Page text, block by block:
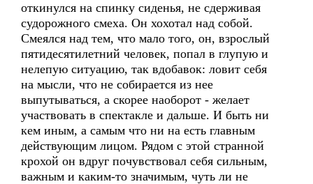
откинулся на спинку сиденья, не сдерживая
судорожного смеха. Он хохотал над собой.
Смеялся над тем, что мало того, он, взрослый
пятидесятилетний человек, попал в глупую и
нелепую ситуацию, так вдобавок: ловит себя
на мысли, что не собирается из нее
выпутываться, а скорее наоборот - желает
участвовать в спектакле и дальше. И быть ни
кем иным, а самым что ни на есть главным
действующим лицом. Рядом с этой странной
крохой он вдруг почувствовал себя сильным,
важным и каким-то значимым, чуть ли не